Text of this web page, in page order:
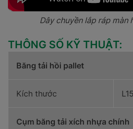
Dây chuyền lắp ráp màn
THÔNG SỐ KỸ THUẬT:
Băng tải hồi pallet
Kích thước
Cụm băng tải xích nhựa chính